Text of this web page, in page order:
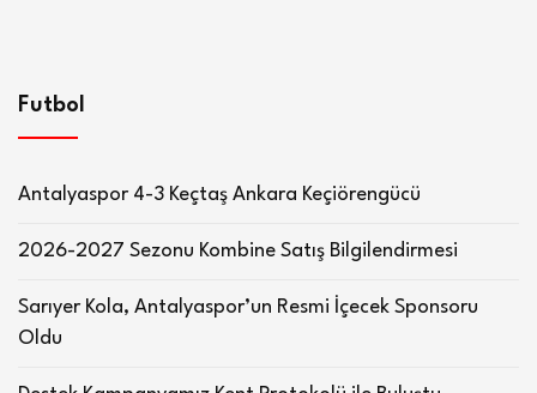
Futbol
Antalyaspor 4-3 Keçtaş Ankara Keçiörengücü
2026-2027 Sezonu Kombine Satış Bilgilendirmesi
Sarıyer Kola, Antalyaspor’un Resmi İçecek Sponsoru
Oldu